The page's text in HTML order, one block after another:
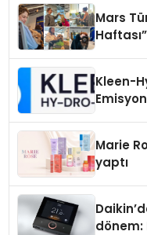
Mars
Kleen-
Marie
yaptı
dönem: